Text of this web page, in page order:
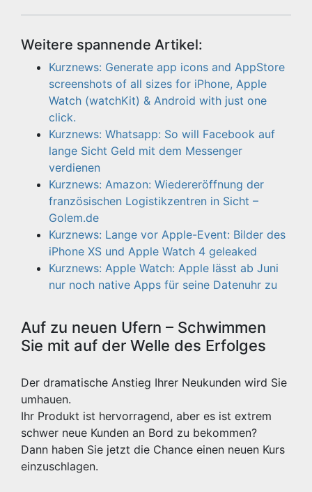
Weitere spannende Artikel:
Kurznews: Generate app icons and AppStore
screenshots of all sizes for iPhone, Apple
Watch (watchKit) & Android with just one
click.
Kurznews: Whatsapp: So will Facebook auf
lange Sicht Geld mit dem Messenger
verdienen
Kurznews: Amazon: Wiedereröffnung der
französischen Logistikzentren in Sicht –
Golem.de
Kurznews: Lange vor Apple-Event: Bilder des
iPhone XS und Apple Watch 4 geleaked
Kurznews: Apple Watch: Apple lässt ab Juni
nur noch native Apps für seine Datenuhr zu
Auf zu neuen Ufern – Schwimmen
Sie mit auf der Welle des Erfolges
Der dramatische Anstieg Ihrer Neukunden wird Sie
umhauen.
Ihr Produkt ist hervorragend, aber es ist extrem
schwer neue Kunden an Bord zu bekommen?
Dann haben Sie jetzt die Chance einen neuen Kurs
einzuschlagen.